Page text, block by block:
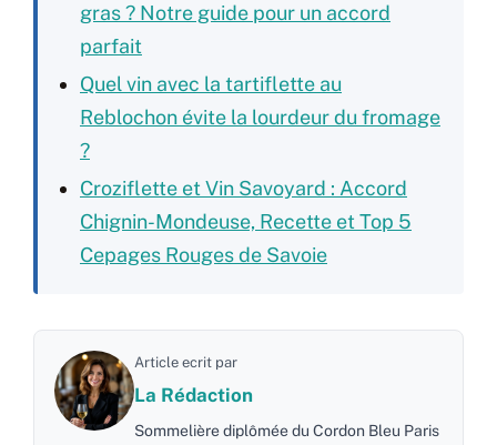
gras ? Notre guide pour un accord
parfait
Quel vin avec la tartiflette au
Reblochon évite la lourdeur du fromage
?
Croziflette et Vin Savoyard : Accord
Chignin-Mondeuse, Recette et Top 5
Cepages Rouges de Savoie
Article ecrit par
La Rédaction
Sommelière diplômée du Cordon Bleu Paris